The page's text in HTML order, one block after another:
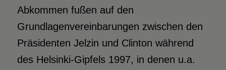
Abkommen fußen auf den
Grundlagenvereinbarungen zwischen den
Präsidenten Jelzin und Clinton während
des Helsinki-Gipfels 1997, in denen u.a.